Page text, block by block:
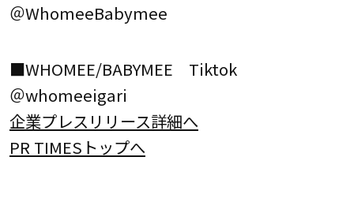
＠WhomeeBabymee
■WHOMEE/BABYMEE Tiktok
＠whomeeigari
企業プレスリリース詳細へ
PR TIMESトップへ